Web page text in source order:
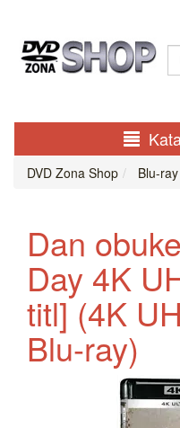
DVD Zona Shop Blu-
Dan
Day 4K
titl] (4K
Blu-ray)